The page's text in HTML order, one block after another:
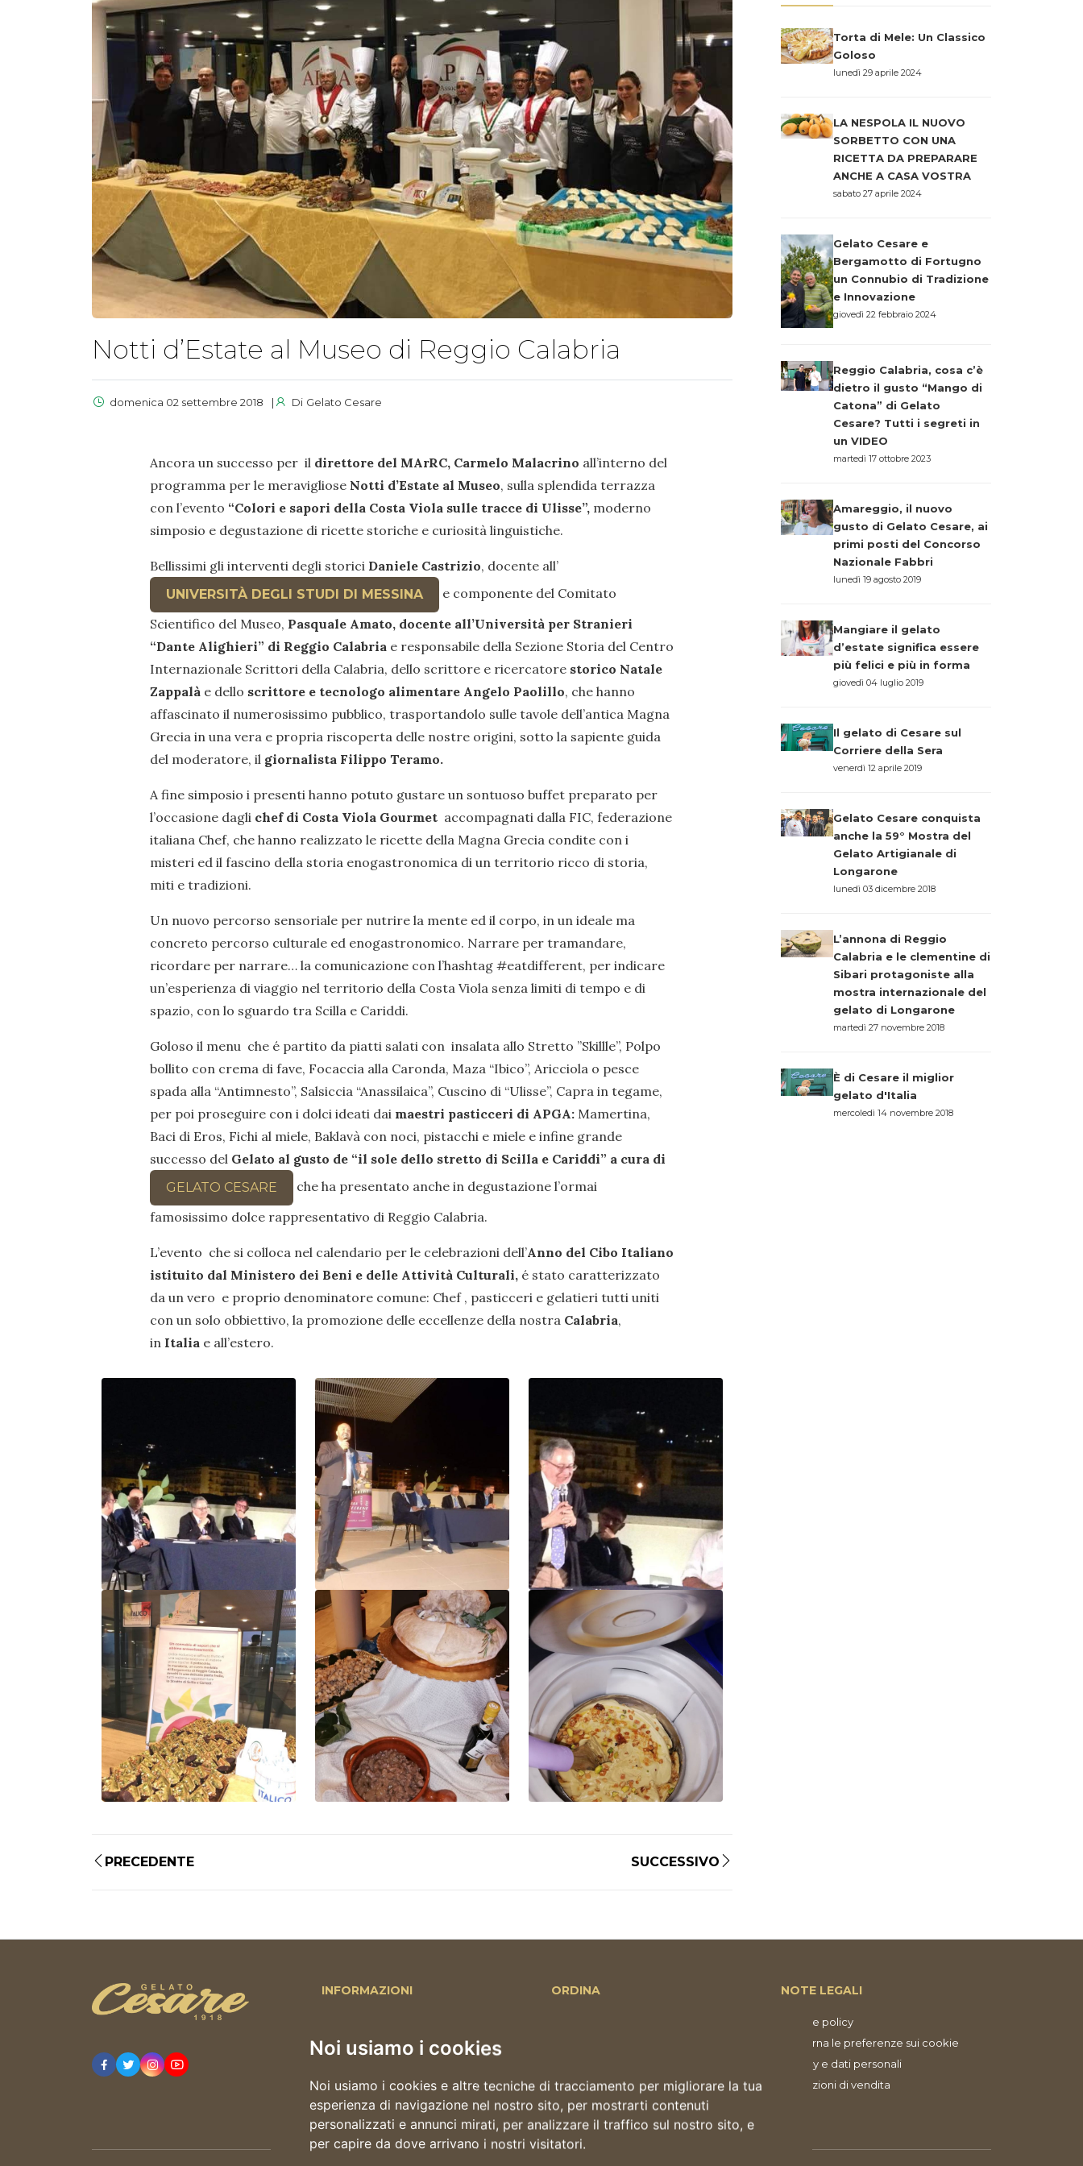
Noi usiamo i cookies
Noi usiamo i cookies e altre tecniche di tracciamento per migliorare la tua
esperienza di navigazione nel nostro sito, per mostrarti contenuti
personalizzati e annunci mirati, per analizzare il traffico sul nostro sito, e
per capire da dove arrivano i nostri visitatori.
Notti d’Estate al Museo di Reggio Calabria
domenica 02 settembre 2018 Di Gelato Cesare
Ancora un successo per il direttore del MArRC, Carmelo Malacrino all’interno del
programma per le meravigliose Notti d’Estate al Museo, sulla splendida terrazza
con l’evento “Colori e sapori della Costa Viola sulle tracce di Ulisse”,moderno
simposio e degustazione di ricette storiche e curiosità linguistiche.
Bellissimi gli interventi degli storici Daniele Castrizio, docente all’
UNIVERSITÀ DEGLI STUDI DI MESSINA
e componente del Comitato
Scientifico del Museo, Pasquale Amato, docente all’Università per Stranieri
“Dante Alighieri” di Reggio Calabria e responsabile della Sezione Storia del Centro
Internazionale Scrittori della Calabria, dello scrittore e ricercatore storico Natale
Zappalàe dello scrittore e tecnologo alimentare Angelo Paolillo, che hanno
affascinato il numerosissimo pubblico, trasportandolo sulle tavole dell’antica Magna
Grecia in una vera e propria riscoperta delle nostre origini, sotto la sapiente guida
del moderatore, il giornalista Filippo Teramo.
A fine simposio i presenti hanno potuto gustare un sontuoso buffet preparato per
l’occasione dagli chef di Costa Viola Gourmet accompagnati dalla FIC, federazione
italiana Chef, che hanno realizzato le ricette della Magna Grecia condite con i
misteri ed il fascino della storia enogastronomica di un territorio ricco di storia,
miti e tradizioni.
Un nuovo percorso sensoriale per nutrire la mente ed il corpo, in un ideale ma
concreto percorso culturale ed enogastronomico. Narrare per tramandare,
ricordare per narrare… la comunicazione con l’hashtag #eatdifferent, per indicare
un’esperienza di viaggio nel territorio della Costa Viola senza limiti di tempo e di
spazio, con lo sguardo tra Scilla e Cariddi.
Goloso il menu che é partito da piatti salati con insalata allo Stretto ”Skillle”, Polpo
bollito con crema di fave, Focaccia alla Caronda, Maza “Ibico”, Aricciola o pesce
spada alla “Antimnesto”, Salsiccia “Anassilaica”, Cuscino di “Ulisse”, Capra in tegame,
per poi proseguire con i dolci ideati dai maestri pasticceri di APGA: Mamertina,
Baci di Eros, Fichi al miele, Baklavà con noci, pistacchi e miele e infine grande
successo del Gelato al gusto de “il sole dello stretto di Scilla e Cariddi” a cura di
GELATO CESARE
che ha presentato anche in degustazione l’ormai
famosissimo dolce rappresentativo di Reggio Calabria.
L’evento che si colloca nel calendario per le celebrazioni dell’Anno del Cibo Italiano
istituito dal Ministero dei Beni e delle Attività Culturali, é stato caratterizzato
da un vero e proprio denominatore comune: Chef , pasticceri e gelatieri tutti uniti
con un solo obbiettivo, la promozione delle eccellenze della nostra Calabria,
in Italiae all’estero.
PRECEDENTE SUCCESSIVO
Torta di Mele: Un Classico
Goloso
lunedì 29 aprile 2024
LA NESPOLA IL NUOVO
SORBETTO CON UNA
RICETTA DA PREPARARE
ANCHE A CASA VOSTRA
sabato 27 aprile 2024
Gelato Cesare e
Bergamotto di Fortugno
un Connubio di Tradizione
e Innovazione
giovedì 22 febbraio 2024
Reggio Calabria, cosa c’è
dietro il gusto “Mango di
Catona” di Gelato
Cesare? Tutti i segreti in
un VIDEO
martedì 17 ottobre 2023
Amareggio, il nuovo
gusto di Gelato Cesare, ai
primi posti del Concorso
Nazionale Fabbri
lunedì 19 agosto 2019
Mangiare il gelato
d’estate significa essere
più felici e più in forma
giovedì 04 luglio 2019
Il gelato di Cesare sul
Corriere della Sera
venerdì 12 aprile 2019
Gelato Cesare conquista
anche la 59° Mostra del
Gelato Artigianale di
Longarone
lunedì 03 dicembre 2018
L’annona di Reggio
Calabria e le clementine di
Sibari protagoniste alla
mostra internazionale del
gelato di Longarone
martedì 27 novembre 2018
È di Cesare il miglior
gelato d'Italia
mercoledì 14 novembre 2018
INFORMAZIONI
La storia
Cesare Live
Blog
Contatti
ORDINA
Indirizzi
I tuoi ordini
NOTE LEGALI
Cookie policy
Aggiorna le preferenze sui cookie
Privacy e dati personali
Condizioni di vendita